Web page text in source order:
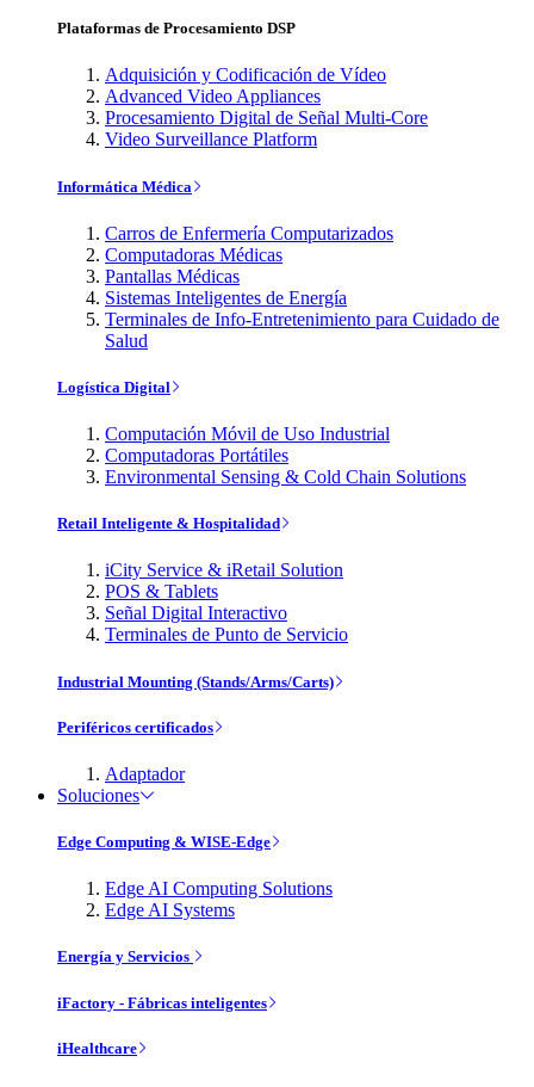
Plataformas de Procesamiento DSP
Adquisición y Codificación de Vídeo
Advanced Video Appliances
Procesamiento Digital de Señal Multi-Core
Video Surveillance Platform
Informática Médica
Carros de Enfermería Computarizados
Computadoras Médicas
Pantallas Médicas
Sistemas Inteligentes de Energía
Terminales de Info-Entretenimiento para Cuidado de
Salud
Logística Digital
Computación Móvil de Uso Industrial
Computadoras Portátiles
Environmental Sensing & Cold Chain Solutions
Retail Inteligente & Hospitalidad
iCity Service & iRetail Solution
POS & Tablets
Señal Digital Interactivo
Terminales de Punto de Servicio
Industrial Mounting (Stands/Arms/Carts)
Periféricos certificados
Adaptador
Soluciones
Edge Computing & WISE-Edge
Edge AI Computing Solutions
Edge AI Systems
Energía y Servicios
iFactory - Fábricas inteligentes
iHealthcare